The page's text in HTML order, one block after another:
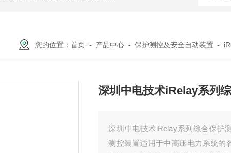
您的位置：首页 - 产品中心 -保护测控及安全自动装置 -
深圳中电技术iRelay系列
深圳中电技术iRelay系列综合保护
测控装置适用于中高压电力系统的